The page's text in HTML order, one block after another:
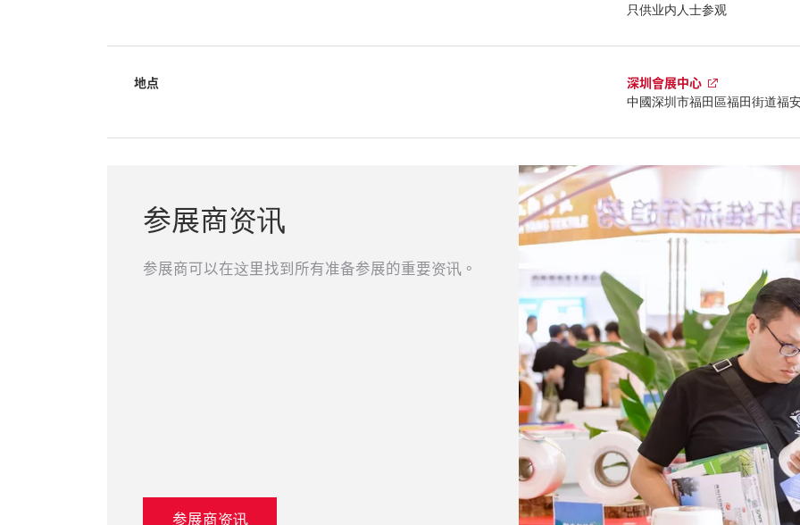
只供业内人士参观
地点 深圳會展中心
中國深圳市福田區福田街道福
参展商资讯
参展商可以在这里找到所有准备参展的重要资讯。
参展商资讯